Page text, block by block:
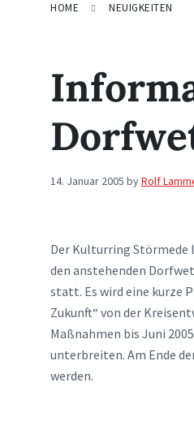
HOME NEUIGKEITEN
14. Januar 2005 byRolf
Der Kulturring Störmede
den anstehenden
statt. Es wird eine kurze
Zukunft“ von der
Maßnahmen bis Juni
unterbreiten. Am Ende
werden.